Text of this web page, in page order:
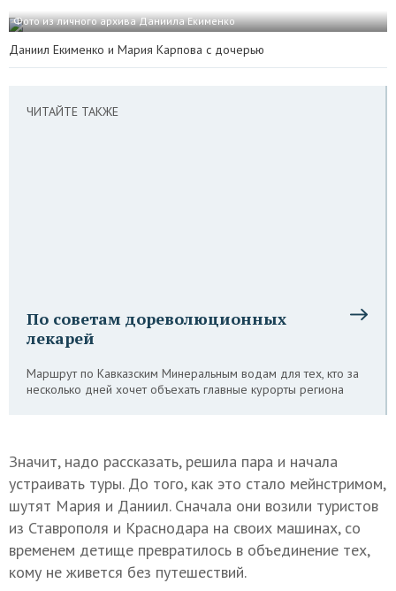
Фото из личного архива Даниила Екименко
Даниил Екименко и Мария Карпова с дочерью
ЧИТАЙТЕ ТАКЖЕ
По советам дореволюционных
лекарей
Маршрут по Кавказским Минеральным водам для тех, кто за
несколько дней хочет объехать главные курорты региона
Значит, надо рассказать, решила пара и начала
устраивать туры. До того, как это стало мейнстримом,
шутят Мария и Даниил. Сначала они возили туристов
из Ставрополя и Краснодара на своих машинах, со
временем детище превратилось в объединение тех,
кому не живется без путешествий.